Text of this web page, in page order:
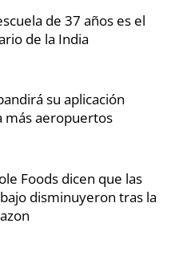
de 37 años es el
de la India
su aplicación
más aeropuertos
Foods dicen que las
disminuyeron tras la